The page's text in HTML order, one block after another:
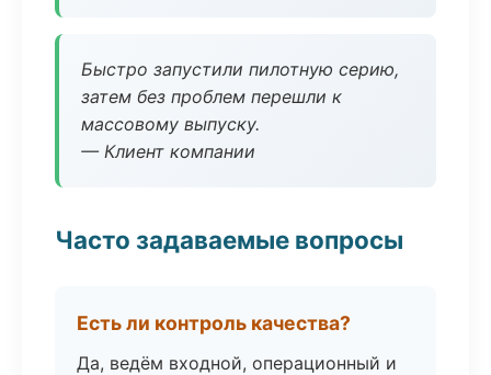
Быстро запустили пилотную серию,
затем без проблем перешли к
массовому выпуску.
— Клиент компании
Часто задаваемые вопросы
Есть ли контроль качества?
Да, ведём входной, операционный и